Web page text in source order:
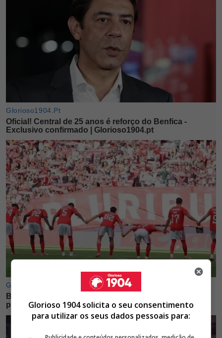
Glorioso 1904 solicita o seu consentimento
para utilizar os seus dados pessoais para: